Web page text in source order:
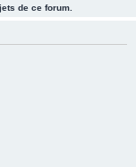
de ce forum.